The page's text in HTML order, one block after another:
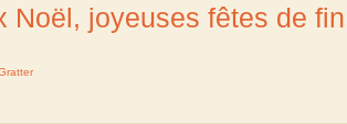
Noël, joyeuses fêtes de